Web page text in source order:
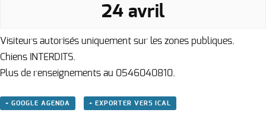
24 avril
Visiteurs autorisés uniquement sur les zones publiques.
Chiens INTERDITS.
Plus de renseignements au 0546040810.
+ GOOGLE AGENDA + EXPORTER VERS ICAL